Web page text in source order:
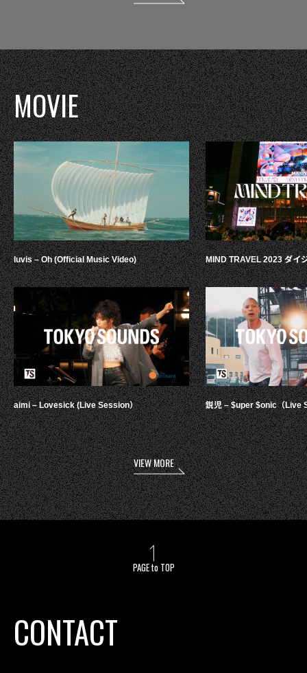
MOVIE
luvis – Oh (Official Music Video)
aimi – Lovesick (Live Session）
MIND TRAVEL 2023 ダイ
鋭児 – $uper $onic（Live
VIEW MORE
PAGE to TOP
CONTACT